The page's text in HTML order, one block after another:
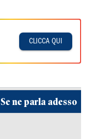
CLICCA QUI
Se ne parla adesso